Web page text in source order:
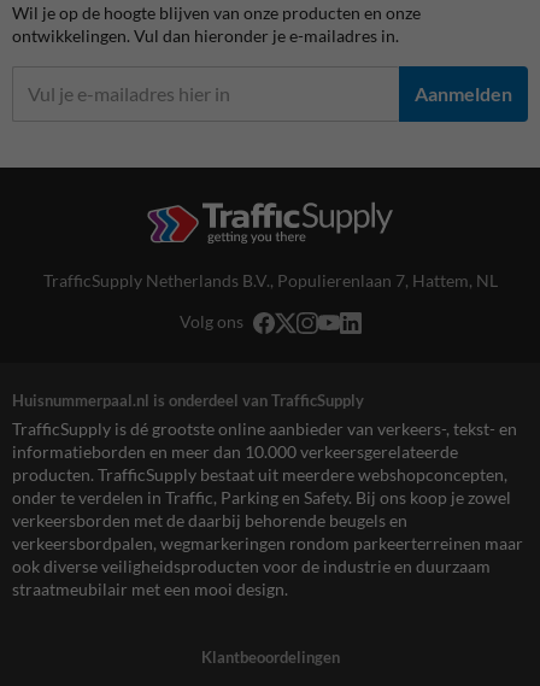
Wil je op de hoogte blijven van onze producten en onze
ontwikkelingen. Vul dan hieronder je e-mailadres in.
Aanmelden
TrafficSupply Netherlands B.V., Populierenlaan 7, Hattem, NL
Volg ons
Huisnummerpaal.nl is onderdeel van TrafficSupply
TrafficSupply is dé grootste online aanbieder van verkeers-, tekst- en
informatieborden en meer dan 10.000 verkeersgerelateerde
producten. TrafficSupply bestaat uit meerdere webshopconcepten,
onder te verdelen in Traffic, Parking en Safety. Bij ons koop je zowel
verkeersborden met de daarbij behorende beugels en
verkeersbordpalen, wegmarkeringen rondom parkeerterreinen maar
ook diverse veiligheidsproducten voor de industrie en duurzaam
straatmeubilair met een mooi design.
Klantbeoordelingen